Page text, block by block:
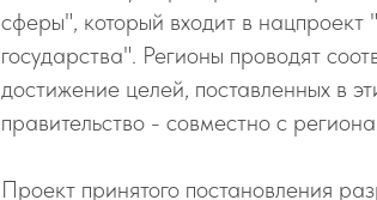
сферы", который входит в
государства". Регионы проводят
достижение целей, поставленных в
правительство - совместно с
Проект принятого постановления